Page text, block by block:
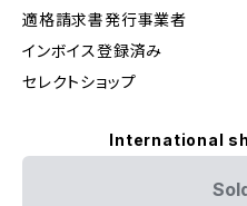
適格請求書発行事業者
インボイス登録済み
セレクトショップ
International